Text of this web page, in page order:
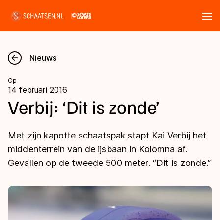
Nieuws
Kalender
Marathon
Langebaan
Shorttrack
Inlineskaten
Uitslagen
Marathon
Tijden & historie
Ranglijsten Langebaan
Nieuws
Op
14 februari 2016
Verbij: ‘Dit is zonde’
Met zijn kapotte schaatspak stapt Kai Verbij het
middenterrein van de ijsbaan in Kolomna af.
Gevallen op de tweede 500 meter. “Dit is zonde.”